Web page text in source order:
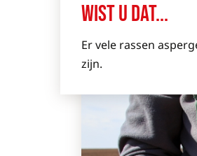
WIST U DAT...
Er vele rassen
zijn.